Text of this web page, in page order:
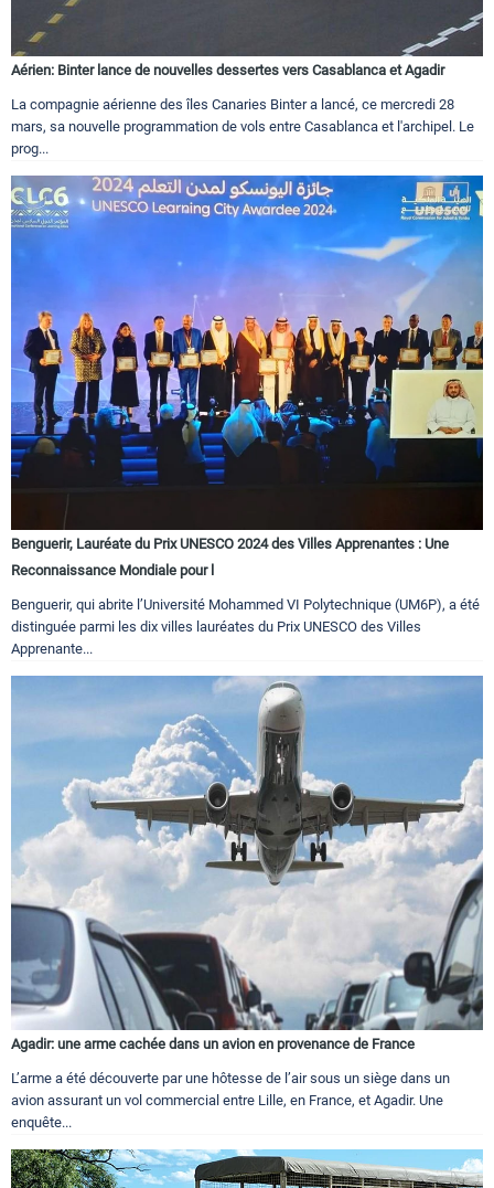
Aérien: Binter lance de nouvelles dessertes vers Casablanca et Agadir
La compagnie aérienne des îles Canaries Binter a lancé, ce mercredi 28
mars, sa nouvelle programmation de vols entre Casablanca et l'archipel. Le
prog...
Benguerir, Lauréate du Prix UNESCO 2024 des Villes Apprenantes : Une
Reconnaissance Mondiale pour l
Benguerir, qui abrite l’Université Mohammed VI Polytechnique (UM6P), a été
distinguée parmi les dix villes lauréates du Prix UNESCO des Villes
Apprenante...
Agadir: une arme cachée dans un avion en provenance de France
L’arme a été découverte par une hôtesse de l’air sous un siège dans un
avion assurant un vol commercial entre Lille, en France, et Agadir. Une
enquête...